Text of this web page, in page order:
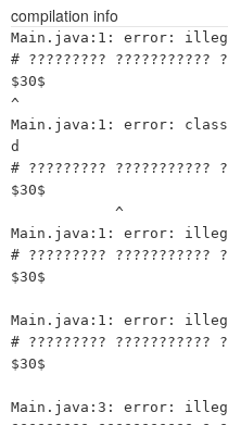
compilation info
Main.java:1: error: illegal character: '#'
# ????????? ??????????? ?? PromoPilot: 5?50?5000 ?? $30$
^
Main.java:1: error: class, interface, or enum expected
# ????????? ??????????? ?? PromoPilot: 5?50?5000 ?? $30$
            ^
Main.java:1: error: illegal character: '\u2011'
# ????????? ??????????? ?? PromoPilot: 5?50?5000 ?? $30$
                                        ^
Main.java:1: error: illegal character: '\u2011'
# ????????? ??????????? ?? PromoPilot: 5?50?5000 ?? $30$
                                           ^
Main.java:3: error: illegal character: '\u2013'
????????? ??????????? ? ????????????? ??????, ??????????? ?????? ????????? DR ? UR ?????, ???????????? ???????? ?????????????? ?????????? ???????. ???????????? ?????? ????? ???????? ? ?????? ???????, ??????? ?????????? ???????? ????????? ??????. ????????? [????????? ??????????? ?? PromoPilot](https://rentry.co/muf3f62c), ????? ??????, ??? ???????? ????????????? ??????.
                      ^
Main.java:7: error: illegal character: '#'
### ????????? ??????????? ? ????????? ? ????????? ???????????? ???????
^
Main.java:7: error: illegal character: '#'
### ????????? ??????????? ? ????????? ? ????????? ???????????? ???????
 ^
Main.java:7: error: illegal character: '#'
### ????????? ??????????? ? ????????? ? ????????? ???????????? ???????
  ^
Main.java:7: error: illegal character: '\u2013'
### ????????? ??????????? ? ????????? ? ????????? ???????????? ???????
                          ^
Main.java:11: error: illegal character: '\u2011'
?????????? 2023?2024 ????? ?????????? ???? ??????? ?? ?????????????? ?????? ?? 27 % ?? ????????? ? ?????????? ?????. ??? ??????????????? ? ???, ??? ????????? ??????? ????????? ???????? ??? ??????????????. ??????? ????????? ????? ???????? ?????????, ??????????? ???????????? ???????? ?????.
               ^
Main.java:11: error: illegal character: '\u2011'
?????????? 2023?2024 ????? ?????????? ???? ??????? ?? ?????????????? ?????? ?? 27 % ?? ????????? ? ?????????? ?????. ??? ??????????????? ? ???, ??? ????????? ??????? ????????? ???????? ??? ??????????????. ??????? ????????? ????? ???????? ?????????, ??????????? ???????????? ???????? ?????.
                                                                                                                                                                                                 ^
Main.java:11: error: illegal character: '\u00ab'
?????????? 2023?2024 ????? ?????????? ???? ??????? ?? ?????????????? ?????? ?? 27 % ?? ????????? ? ?????????? ?????. ??? ??????????????? ? ???, ??? ????????? ??????? ????????? ???????? ??? ??????????????. ??????? ????????? ????? ???????? ?????????, ??????????? ???????????? ???????? ?????.
                                                                                                                                                                                                                                     ^
Main.java:11: error: illegal character: '\u00bb'
?????????? 2023?2024 ????? ?????????? ???? ??????? ?? ?????????????? ?????? ?? 27 % ?? ????????? ? ?????????? ?????. ??? ??????????????? ? ???, ??? ????????? ??????? ????????? ???????? ??? ??????????????. ??????? ????????? ????? ???????? ?????????, ??????????? ???????????? ???????? ?????.
                                                                                                                                                                                                                                            ^
Main.java:13: error: illegal character: '\u2011'
????? ????, ??????????? ??????????? ??????? ???????????? ??????????: ?????? ? ??????? DR, ???????????? ??????? ? ????? ?????????? ? ????????. ????????????? ????? ?????? ?? ???????? ?????????? ????? ??????, ??? ???????? ? ??????????? ????? ?????? ???????? ?? ??????? Google.
                           ^
Main.java:15: error: illegal character: '#'
### ????????? ??????????? ?? PromoPilot: ?????? 5?50?5000
^
Main.java:15: error: illegal character: '#'
### ????????? ??????????? ?? PromoPilot: ?????? 5?50?5000
 ^
Main.java:15: error: illegal character: '#'
### ????????? ??????????? ?? PromoPilot: ?????? 5?50?5000
  ^
Main.java:15: error: illegal character: '\u2192'
### ????????? ??????????? ?? PromoPilot: ?????? 5?50?5000
                                                 ^
Main.java:15: error: illegal character: '\u2192'
### ????????? ??????????? ?? PromoPilot: ?????? 5?50?5000
                                                    ^
Main.java:17: error: illegal character: '\u2013'
PromoPilot ?????????? ????????????? ???????????, ??? ?????? ??????? ????????? ??????????. ?? ?????? ?????? (L1) ??????????? 5 ???????????? ?????? ? Web 2.0 ????????, ?????????? ??????? DR. ?? ?????? ?????? (L2) ????????? 50 ???????????? ?????? ? ?? 10 ?????? ?? ?????? L1??????? ? ? ?????????? ????????? ? ??????????? ????????. ?????? ??????? (L3) ?????????? 5 000 ??????????????: ???????????, ?????????? ? ???????????, ?????????????? ?? 100 ?? ?????? ??????.
                                                                                                                                                                                                                                                    ^
Main.java:17: error: illegal character: '\u2011'
PromoPilot ?????????? ????????????? ???????????, ??? ?????? ??????? ????????? ??????????. ?? ?????? ?????? (L1) ??????????? 5 ???????????? ?????? ? Web 2.0 ????????, ?????????? ??????? DR. ?? ?????? ?????? (L2) ????????? 50 ???????????? ?????? ? ?? 10 ?????? ?? ?????? L1??????? ? ? ?????????? ????????? ? ??????????? ????????. ?????? ??????? (L3) ?????????? 5 000 ??????????????: ???????????, ?????????? ? ???????????,